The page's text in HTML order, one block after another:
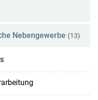
Nebengewerbe (13)